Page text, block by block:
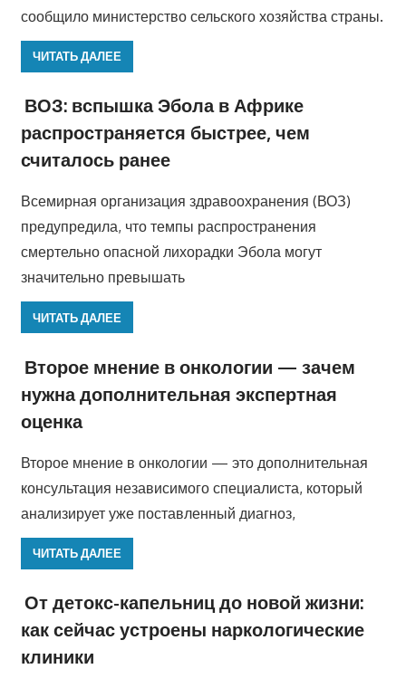
сообщило министерство сельского хозяйства страны.
ЧИТАТЬ ДАЛЕЕ
ВОЗ: вспышка Эбола в Африке
распространяется быстрее, чем
считалось ранее
Всемирная организация здравоохранения (ВОЗ)
предупредила, что темпы распространения
смертельно опасной лихорадки Эбола могут
значительно превышать
ЧИТАТЬ ДАЛЕЕ
Второе мнение в онкологии — зачем
нужна дополнительная экспертная
оценка
Второе мнение в онкологии — это дополнительная
консультация независимого специалиста, который
анализирует уже поставленный диагноз,
ЧИТАТЬ ДАЛЕЕ
От детокс-капельниц до новой жизни:
как сейчас устроены наркологические
клиники